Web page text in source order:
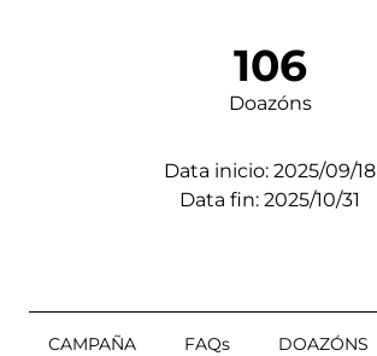
106
Doazóns
Data inicio: 2025/09/18
Data fin: 2025/10/31
CAMPAÑA FAQs DOAZÓNS